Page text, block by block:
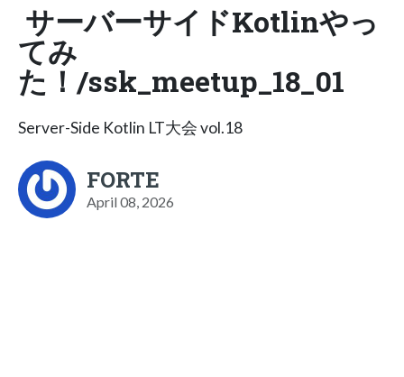
サーバーサイドKotlinやっ
てみ
た！/ssk_meetup_18_01
Server-Side Kotlin LT大会 vol.18
FORTE
April 08, 2026